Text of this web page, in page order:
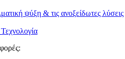
ψύξη & τις ανοξείδωτες λύσεις